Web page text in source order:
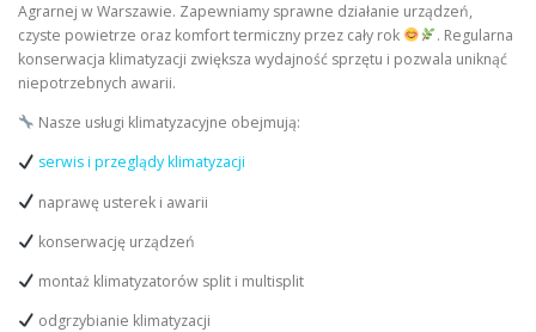
Agrarnej w Warszawie. Zapewniamy sprawne działanie urządzeń,
czyste powietrze oraz komfort termiczny przez cały rok
. Regularna
konserwacja klimatyzacji zwiększa wydajność sprzętu i pozwala uniknąć
niepotrzebnych awarii.
Nasze usługi klimatyzacyjne obejmują:
serwis i przeglądy klimatyzacji
naprawę usterek i awarii
konserwację urządzeń
montaż klimatyzatorów split i multisplit
odgrzybianie klimatyzacji